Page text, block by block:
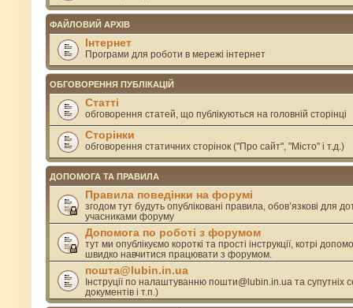
ФАЙЛОВИЙ АРХІВ
Інтернет
Програми для роботи в мережі інтернет
ОБГОВОРЕННЯ ПУБЛІКАЦІЙ
Статті
обговорення статей, що публікуються на головній сторінці
Сторінки
обговорення статичних сторінок ("Про сайт", "Місто" і т.д.)
ДОПОМОГА ТА ПРАВИЛА
Правила поведінки на форумі
згодом тут будуть опубліковані правила, обов’язкові для
учасниками форуму
Допомога по роботі з форумом
тут ми опублікуємо короткі та прості інструкції, котрі
швидко навчитися працювати з форумом.
пошта@lubin.in.ua
Інструції по налаштуванню пошти@lubin.in.ua та супутніх
документів і т.п.)